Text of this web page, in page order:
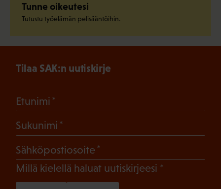
Tunne oikeutesi
Tutustu työelämän pelisääntöihin.
Tilaa SAK:n uutiskirje
Etunimi
Sukunimi
Sähköpostiosoite
Millä kielellä haluat uutiskirjeesi (Pakollinen)